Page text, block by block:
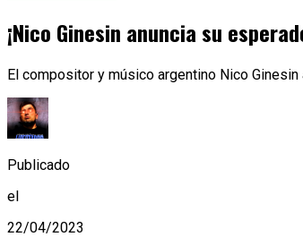
¡Nico Ginesin anuncia su
El compositor y músico argentino Nico
Publicado
el
22/04/2023